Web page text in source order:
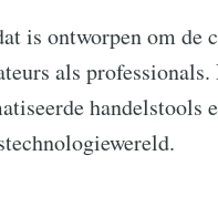
is ontworpen om de
als
handelstools